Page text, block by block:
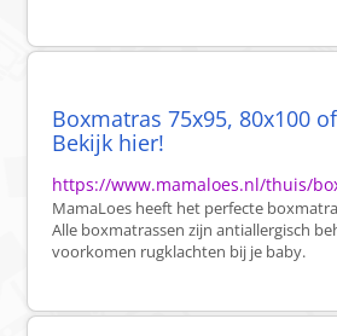
Boxmatras 75x95, 80x100
Bekijk hier!
https://www.mamaloes.nl/thuis/
MamaLoes heeft het perfecte
Alle boxmatrassen zijn antiallergisch
voorkomen rugklachten bij je baby.